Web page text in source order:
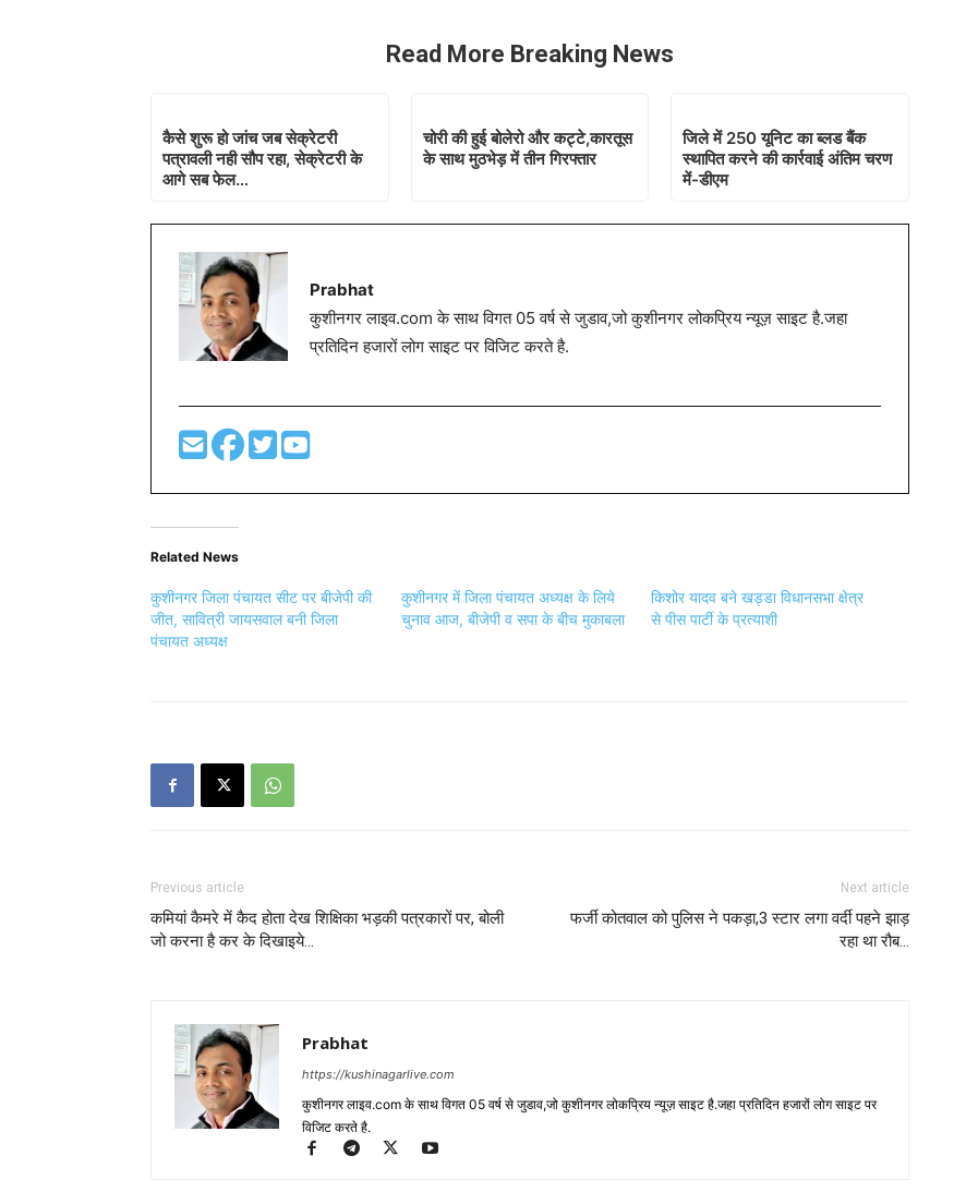
Read More Breaking News
कैसे शुरू हो जांच जब सेक्रेटरी
पत्रावली नही सौप रहा, सेक्रेटरी के
आगे सब फेल…
चोरी की हुई बोलेरो और कट्टे,कारतूस
के साथ मुठभेड़ में तीन गिरफ्तार
जिले में 250 यूनिट का ब्लड बैंक
स्थापित करने की कार्रवाई अंतिम चरण
में-डीएम
Prabhat
कुशीनगर लाइव.com के साथ विगत 05 वर्ष से जुडाव,जो कुशीनगर लोकप्रिय न्यूज़ साइट है.जहा
प्रतिदिन हजारों लोग साइट पर विजिट करते है.
Related News
कुशीनगर जिला पंचायत सीट पर बीजेपी की
जीत, सावित्री जायसवाल बनी जिला
पंचायत अध्यक्ष
कुशीनगर में जिला पंचायत अध्यक्ष के लिये
चुनाव आज, बीजेपी व सपा के बीच मुकाबला
किशोर यादव बने खड्डा विधानसभा क्षेत्र
से पीस पार्टी के प्रत्याशी
Previous article
कमियां कैमरे में कैद होता देख शिक्षिका भड़की पत्रकारों पर, बोली
जो करना है कर के दिखाइये…
Next article
फर्जी कोतवाल को पुलिस ने पकड़ा,3 स्टार लगा वर्दी पहने झाड़
रहा था रौब…
Prabhat
https://kushinagarlive.com
कुशीनगर लाइव.com के साथ विगत 05 वर्ष से जुडाव,जो कुशीनगर लोकप्रिय न्यूज़ साइट है.जहा प्रतिदिन हजारों लोग साइट पर
विजिट करते है.